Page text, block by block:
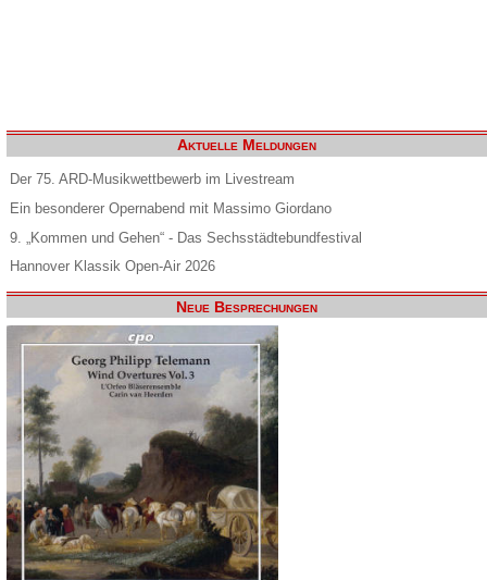
Aktuelle Meldungen
Der 75. ARD-Musikwettbewerb im Livestream
Ein besonderer Opernabend mit Massimo Giordano
9. „Kommen und Gehen“ - Das Sechsstädtebundfestival
Hannover Klassik Open-Air 2026
Neue Besprechungen